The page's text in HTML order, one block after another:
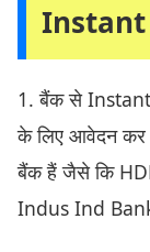
Instant
1. बैंक से
के लिए आवेदन
बैंक हैं जैसे कि
Indus Ind Bank